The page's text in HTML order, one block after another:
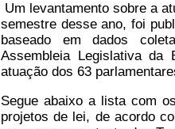
Um levantamento sobre a
semestre desse ano, foi
baseado em dados
Assembleia Legislativa da
atuação dos 63
Segue abaixo a lista com
projetos de lei, de acordo